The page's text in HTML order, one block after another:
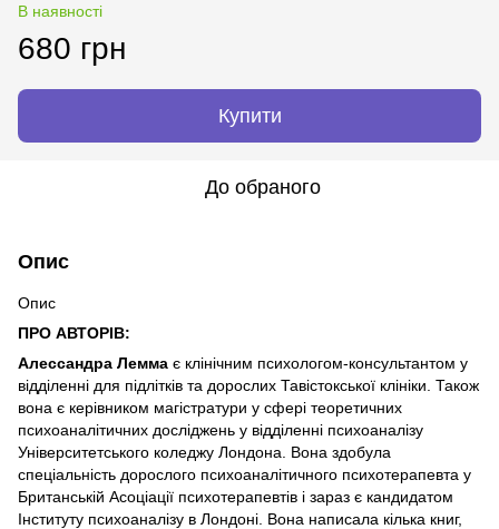
В наявності
680 грн
Купити
До обраного
Опис
Опис
ПРО АВТОРІВ:
Алессандра Лемма є клінічним психологом-консультантом у
відділенні для підлітків та дорослих Тавістокської клініки. Також
вона є керівником магістратури у сфері теоретичних
психоаналітичних досліджень у відділенні психоаналізу
Університетського коледжу Лондона. Вона здобула
спеціальність дорослого психоаналітичного психотерапевта у
Британській Асоціації психотерапевтів і зараз є кандидатом
Інституту психоаналізу в Лондоні. Вона написала кілька книг,